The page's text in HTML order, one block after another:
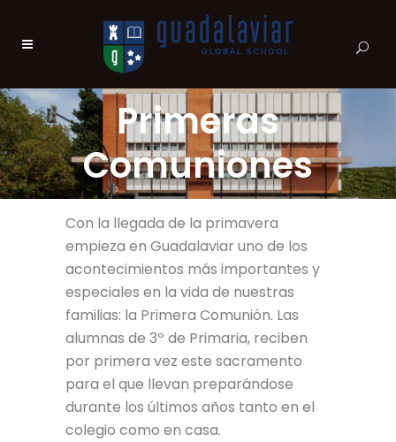
Primeras
Comuniones
Con la llegada de la primavera
empieza en Guadalaviar uno de los
acontecimientos más importantes y
especiales en la vida de nuestras
familias: la Primera Comunión. Las
alumnas de 3º de Primaria, reciben
por primera vez este sacramento
para el que llevan preparándose
durante los últimos años tanto en el
colegio como en casa.